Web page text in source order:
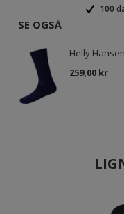
100
SE OGSÅ
Helly
259,00 kr